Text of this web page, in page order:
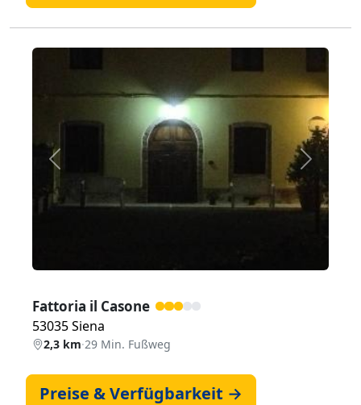
Zurück Weiter
Fattoria il Casone
53035 Siena
2,3 km·29 Min. Fußweg
Preise & Verfügbarkeit →